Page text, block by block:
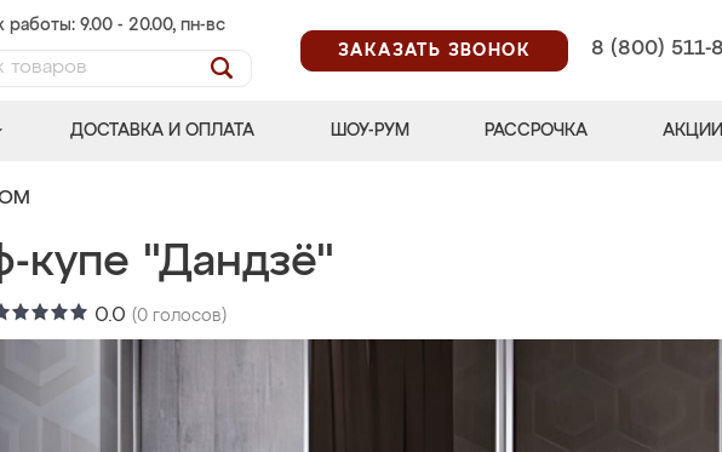
работы: 9.00 - 20.00, пн-вс
ЗАКАЗАТЬ ЗВОНОК
8 (800) 511-
ДОСТАВКА И ОПЛАТА ШОУ-РУМ РАССРОЧКА АКЦИИ
купе "Дандзё"
0.0 (0 голосов)